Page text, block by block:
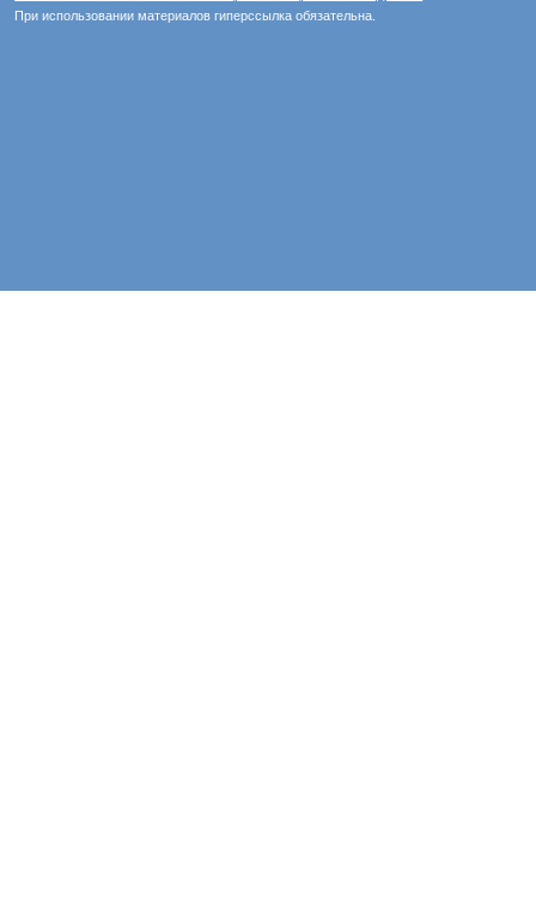
При использовании материалов гиперссылка обязательна.